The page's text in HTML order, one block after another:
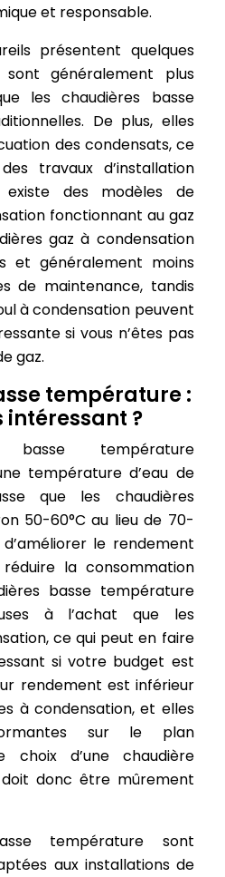
et responsable.
présentent quelques
sont généralement plus
les chaudières basse
De plus, elles
des condensats, ce
travaux d’installation
existe des modèles de
fonctionnant au gaz
gaz à condensation
et généralement moins
de maintenance, tandis
à condensation peuvent
si vous n’êtes pas
gaz.
température :
?
basse température
température d’eau de
que les chaudières
50-60°C au lieu de 70-
le rendement
la consommation
basse température
à l’achat que les
ce qui peut en faire
si votre budget est
rendement est inférieur
à condensation, et elles
sur le plan
choix d’une chaudière
donc être mûrement
température sont
aux installations de